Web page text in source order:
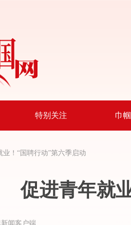
特别关注 巾
业！“国聘行动”第六季启动
促进青年就
闻客户端